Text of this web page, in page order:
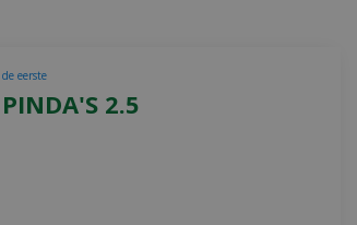
2.5
eerste